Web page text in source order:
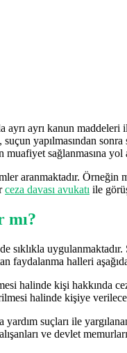
ayrı kanun
yapılmasından
muafiyet sağlanmasına yol
aranmaktadır.
ceza davası avukatı ile
mı?
sıklıkla
faydalanma halleri
halinde kişi hakkında
halinde kişiye
suçları ile
ve devlet